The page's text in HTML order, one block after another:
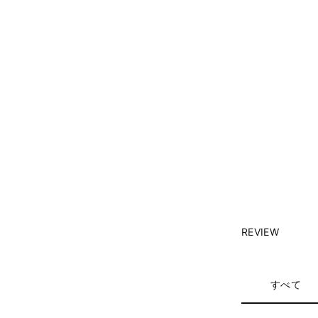
REVIEW
すべて